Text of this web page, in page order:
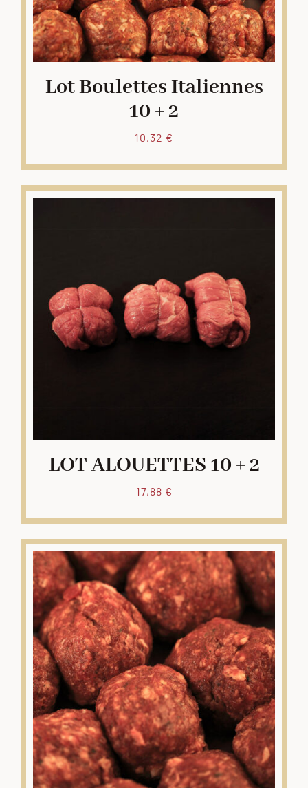
Lot Boulettes Italiennes
10 + 2
10,32 €
LOT ALOUETTES 10 + 2
17,88 €